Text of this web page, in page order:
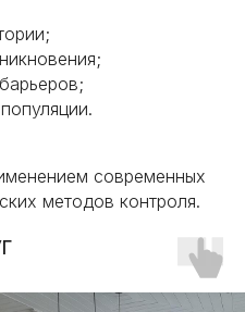
современных
методов контроля.